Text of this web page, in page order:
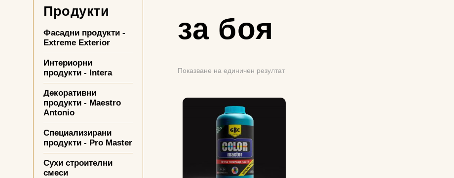
за боя
Показване на единичен резултат
Продукти
Фасадни продукти -
Extreme Exterior
Интериорни
продукти - Intera
Декоративни
продукти - Maestro
Antonio
Специализирани
продукти - Pro Master
Сухи строителни
смеси